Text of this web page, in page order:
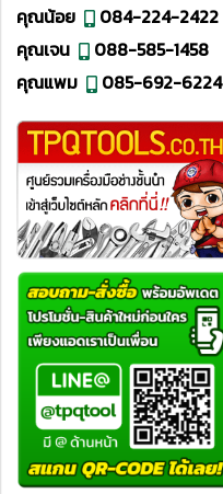
คุณน้อย
084-224-2422
คุณเจน
088-585-1458
คุณแพม
085-692-6224